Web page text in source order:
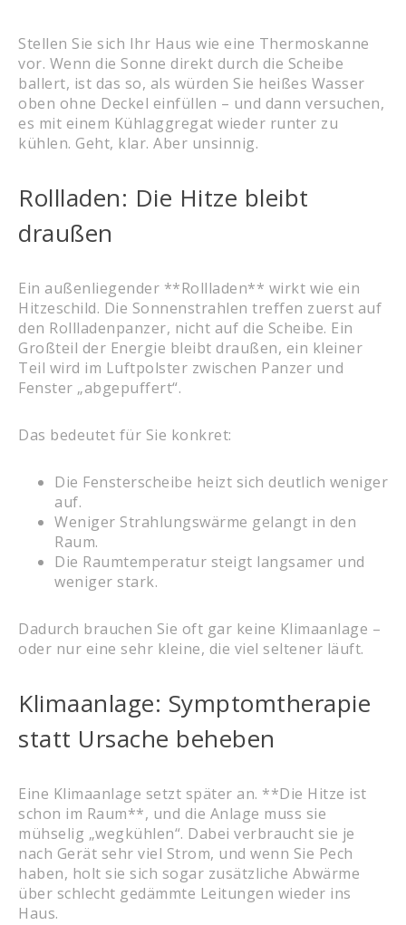
Stellen Sie sich Ihr Haus wie eine Thermoskanne
vor. Wenn die Sonne direkt durch die Scheibe
ballert, ist das so, als würden Sie heißes Wasser
oben ohne Deckel einfüllen – und dann versuchen,
es mit einem Kühlaggregat wieder runter zu
kühlen. Geht, klar. Aber unsinnig.
Rollladen: Die Hitze bleibt
draußen
Ein außenliegender **Rollladen** wirkt wie ein
Hitzeschild. Die Sonnenstrahlen treffen zuerst auf
den Rollladenpanzer, nicht auf die Scheibe. Ein
Großteil der Energie bleibt draußen, ein kleiner
Teil wird im Luftpolster zwischen Panzer und
Fenster „abgepuffert“.
Das bedeutet für Sie konkret:
Die Fensterscheibe heizt sich deutlich weniger
auf.
Weniger Strahlungswärme gelangt in den
Raum.
Die Raumtemperatur steigt langsamer und
weniger stark.
Dadurch brauchen Sie oft gar keine Klimaanlage –
oder nur eine sehr kleine, die viel seltener läuft.
Klimaanlage: Symptomtherapie
statt Ursache beheben
Eine Klimaanlage setzt später an. **Die Hitze ist
schon im Raum**, und die Anlage muss sie
mühselig „wegkühlen“. Dabei verbraucht sie je
nach Gerät sehr viel Strom, und wenn Sie Pech
haben, holt sie sich sogar zusätzliche Abwärme
über schlecht gedämmte Leitungen wieder ins
Haus.